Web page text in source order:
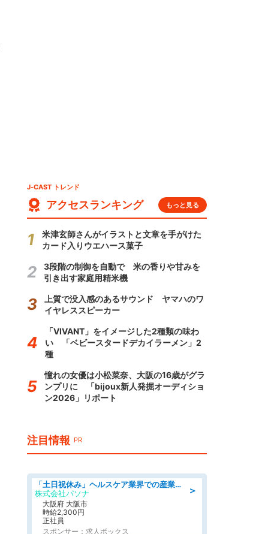
J-CAST トレンド
アクセスランキング もっと見る
米津玄師さんがイラストと文章を手がけた
カード入りウエハース菓子
3段階の制御を自動で 米の香りや甘みを
引き出す家庭用精米機
上質で没入感のあるサウンド ヤマハのワ
イヤレススピーカー
「VIVANT」をイメージした2種類の味わ
い 「ベビースタードデカイラーメン」2
種
憧れの女優は小松菜奈、大阪の16歳がグラ
ンプリに 「bijoux新人発掘オーディショ
ン2026」リポート
注目情報 PR
＞
「土日祝休み」ヘルスケア業界での産業保健師業務/看護師/高時給/要資格:正看護師
株式会社パソナ
大阪府 大阪市
時給2,300円
正社員
スポンサー：求人ボックス